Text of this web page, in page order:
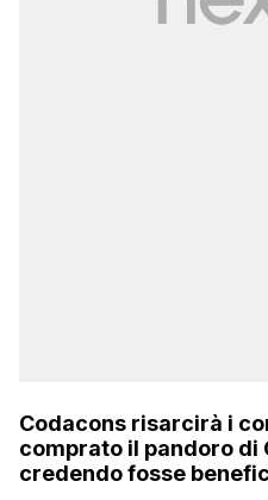
Codacons risarcirà i
comprato il pandoro di
credendo fosse